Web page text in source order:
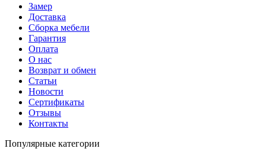
Замер
Доставка
Сборка мебели
Гарантия
Оплата
О нас
Возврат и обмен
Статьи
Новости
Сертификаты
Отзывы
Контакты
Популярные категории